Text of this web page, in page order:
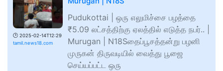
🕑 2025-02-14T12:29
tamil.news18.com
Pudukottai | ஒரு எலுமிச்சை பழத்தை
₹5.09 லட்சத்திற்கு ஏலத்தில் எடுத்த நபர்.. |
Murugan | N18Sதைப்பூசத்தன்று பழனி
முருகன் திருவடியில் வைத்து பூஜை
செய்யப்பட்ட ஒரு